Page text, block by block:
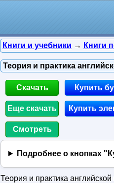
Книги и учебники → Книги
Теория и практика
Скачать
Еще скачать
Смотреть
Купить
Купить
Подробнее о кнопках
Теория и практика